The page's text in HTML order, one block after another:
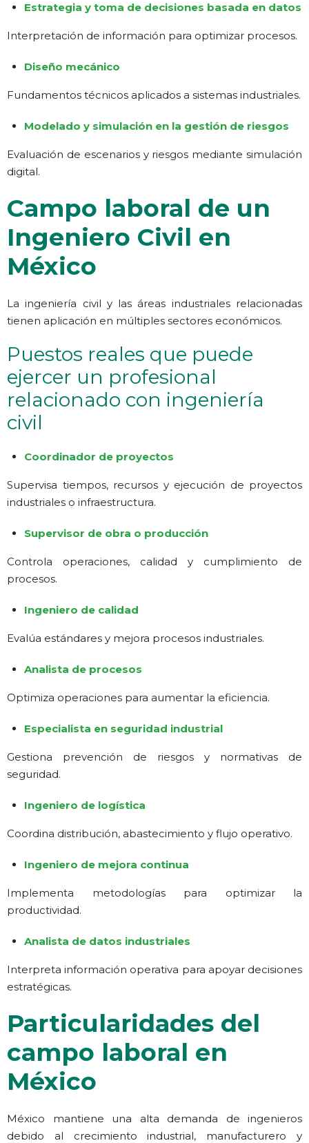
Estrategia y toma de decisiones basada en datos
Interpretación de información para optimizar procesos.
Diseño mecánico
Fundamentos técnicos aplicados a sistemas industriales.
Modelado y simulación en la gestión de riesgos
Evaluación de escenarios y riesgos mediante simulación
digital.
Campo laboral de un
Ingeniero Civil en
México
La ingeniería civil y las áreas industriales relacionadas
tienen aplicación en múltiples sectores económicos.
Puestos reales que puede
ejercer un profesional
relacionado con ingeniería
civil
Coordinador de proyectos
Supervisa tiempos, recursos y ejecución de proyectos
industriales o infraestructura.
Supervisor de obra o producción
Controla operaciones, calidad y cumplimiento de
procesos.
Ingeniero de calidad
Evalúa estándares y mejora procesos industriales.
Analista de procesos
Optimiza operaciones para aumentar la eficiencia.
Especialista en seguridad industrial
Gestiona prevención de riesgos y normativas de
seguridad.
Ingeniero de logística
Coordina distribución, abastecimiento y flujo operativo.
Ingeniero de mejora continua
Implementa metodologías para optimizar la
productividad.
Analista de datos industriales
Interpreta información operativa para apoyar decisiones
estratégicas.
Particularidades del
campo laboral en
México
México mantiene una alta demanda de ingenieros
debido al crecimiento industrial, manufacturero y